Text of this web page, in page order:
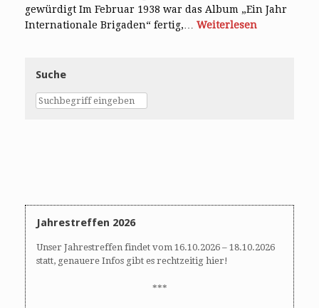
gewürdigt Im Februar 1938 war das Album „Ein Jahr
Internationale Brigaden“ fertig,… Weiterlesen
Suche
Jahrestreffen 2026
Unser Jahrestreffen findet vom 16.10.2026 – 18.10.2026
statt, genauere Infos gibt es rechtzeitig hier!
***